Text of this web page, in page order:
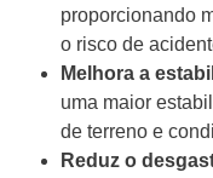
proporcionando
o risco de
Melhora a
uma maior
de terreno e
Reduz o